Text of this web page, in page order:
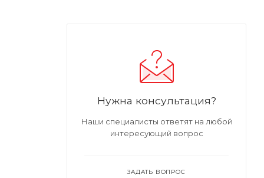
Нужна консультация?
Наши специалисты ответят на любой
интересующий вопрос
ЗАДАТЬ ВОПРОС